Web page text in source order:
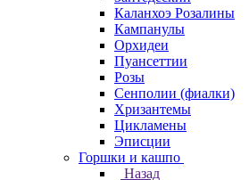
Каланхоэ Розалины
Кампанулы
Орхидеи
Пуансеттии
Розы
Сенполии (фиалки)
Хризантемы
Цикламены
Эписции
Горшки и кашпо
Назад